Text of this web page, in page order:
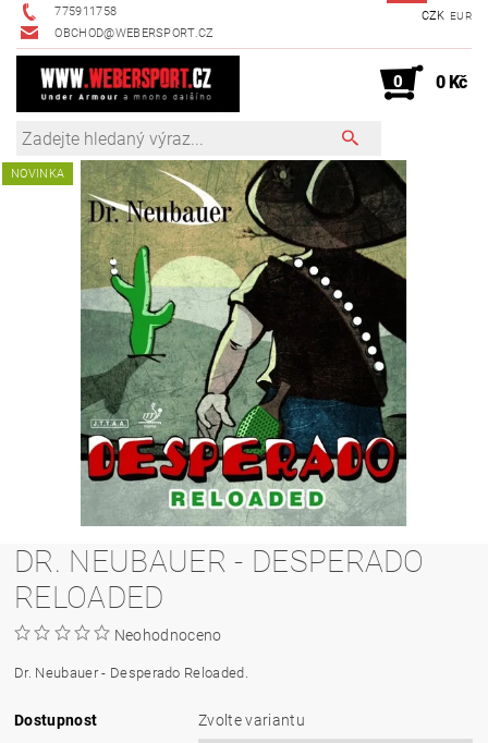
775911758
OBCHOD@WEBERSPORT.CZ
CZK EUR
0 0 Kč
NOVINKA
DR. NEUBAUER - DESPERADO
RELOADED
Neohodnoceno
Dr. Neubauer - Desperado Reloaded.
Dostupnost
Zvolte variantu